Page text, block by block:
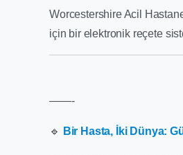
Worcestershire Acil
için bir elektronik reçete
——-
🔹 Bir Hasta, İki Dünya: